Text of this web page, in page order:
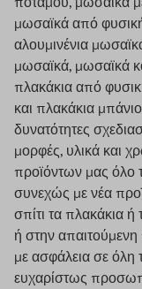
μωσαϊκά από
αλουμινένια
μωσαϊκά, μωσαϊκά
πλακάκια από
και πλακάκια
δυνατότητες
μορφές, υλικά και
προϊόντων μας όλο
συνεχώς με νέα
σπίτι τα πλακάκια
ή στην
με ασφάλεια σε
ευχαρίστως